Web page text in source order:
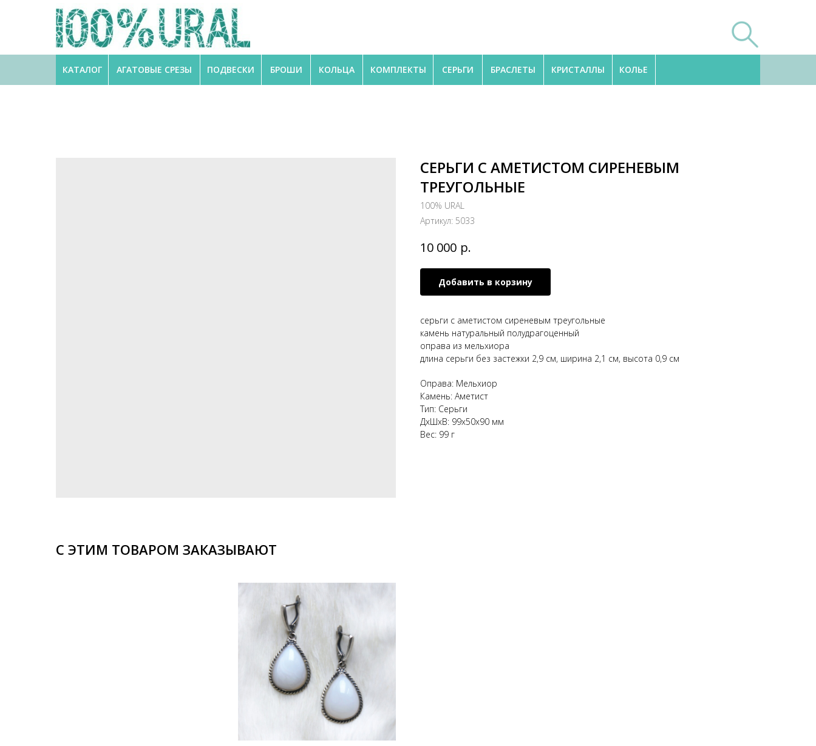
АГАТОВЫЕ СРЕЗЫ
КАТАЛОГ БРАСЛЕТЫ КОЛЬЕ
КРИСТАЛЛЫ
БРОШИ КОЛЬЦА КОМПЛЕКТЫ СЕРЬГИ
ПОДВЕСКИ
СЕРЬГИ С АМЕТИСТОМ СИРЕНЕВЫМ
ТРЕУГОЛЬНЫЕ
100% URAL
Артикул: 5033
10 000 р.
Добавить в корзину
серьги с аметистом сиреневым треугольные
камень натуральный полудрагоценный
оправа из мельхиора
длина серьги без застежки 2,9 см, ширина 2,1 см, высота 0,9 см
Оправа: Мельхиор
Камень: Аметист
Тип: Серьги
ДxШxВ: 99x50x90 мм
Вес: 99 г
С ЭТИМ ТОВАРОМ ЗАКАЗЫВАЮТ